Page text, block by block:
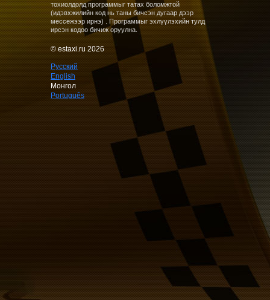
тохиолдолд программыг татах боломжтой
(идэвхжилийн код нь таны бичсэн дугаар дээр
мессежээр ирнэ) . Программыг эхлүүлэхийн тулд
ирсэн кодоо бичиж оруулна.
© estaxi.ru 2026
Русский
English
Монгол
Português